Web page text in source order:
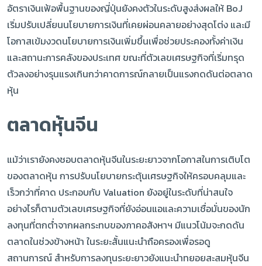
อัตราเงินเฟ้อพื้นฐานของญี่ปุ่นยังคงตัวในระดับสูงส่งผลให้ BoJ
เริ่มปรับเปลี่ยนนโยบายการเงินที่เคยผ่อนคลายอย่างสุดโต่ง และมี
โอกาสเข้มงวดนโยบายการเงินเพิ่มขึ้นเพื่อช่วยประคองทั้งค่าเงิน
และสถานะการคลังของประเทศ ขณะที่ตัวเลขเศรษฐกิจที่เริ่มทรุด
ตัวลงอย่างรุนแรงเกินกว่าคาดการณ์กลายเป็นแรงกดดันต่อตลาด
หุ้น
ตลาดหุ้นจีน
แม้ว่าเรายังคงชอบตลาดหุ้นจีนในระยะยาวจากโอกาสในการเติบโต
ของตลาดหุ้น การปรับนโยบายกระตุ้นเศรษฐกิจให้ครอบคลุมและ
เร็วกว่าที่คาด ประกอบกับ Valuation ยังอยู่ในระดับที่น่าสนใจ
อย่างไรก็ตามตัวเลขเศรษฐกิจที่ยังอ่อนแอและความเชื่อมั่นของนัก
ลงทุนที่ตกต่ำจากผลกระทบของภาคอสังหาฯ มีแนวโน้มจะกดดัน
ตลาดในช่วงข้างหน้า ในระยะสั้นแนะนำถือครองเพื่อรอดู
สถานการณ์ สำหรับการลงทุนระยะยาวยังแนะนำทยอยสะสมหุ้นจีน